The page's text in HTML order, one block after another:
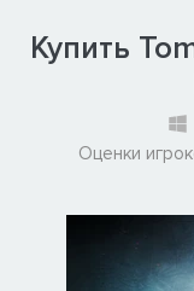
Купить
Оценки